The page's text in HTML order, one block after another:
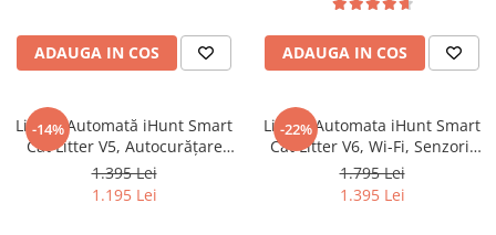
ADAUGA IN COS ADAUGA IN COS
-14%
Litieră Automată iHunt Smart
Cat Litter V5, Autocurățare
Inteligentă, Sistem
Deodorizare, Wi-Fi, Aplicație
1.395 Lei
1.195 Lei
-22%
Litiera Automata iHunt Smart
Cat Litter V6, Wi-Fi, Senzori,
Aplicatie Smart
1.795 Lei
1.395 Lei